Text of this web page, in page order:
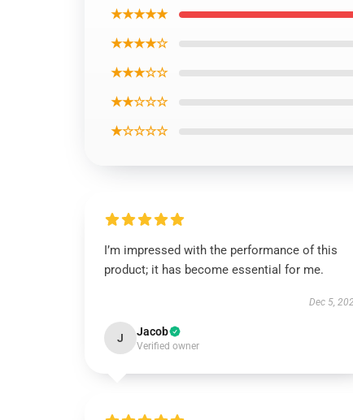
★★★★★
★★★★☆
★★★☆☆
★★☆☆☆
★☆☆☆☆
I’m impressed with the performance of this
product; it has become essential for me.
Dec 5,
J Jacob
Verified owner